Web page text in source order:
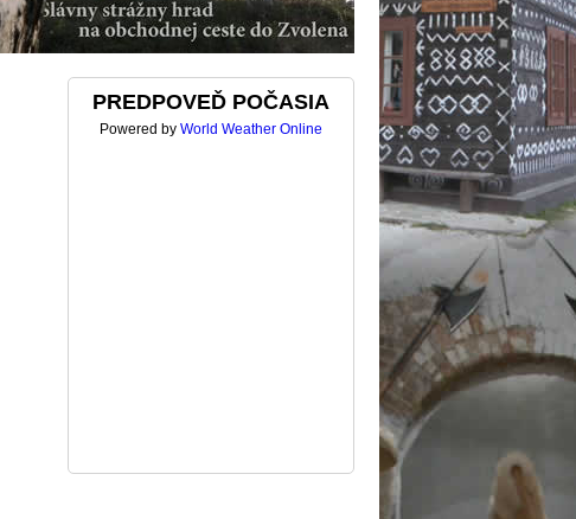
PREDPOVEĎ POČASIA
Powered by World Weather Online